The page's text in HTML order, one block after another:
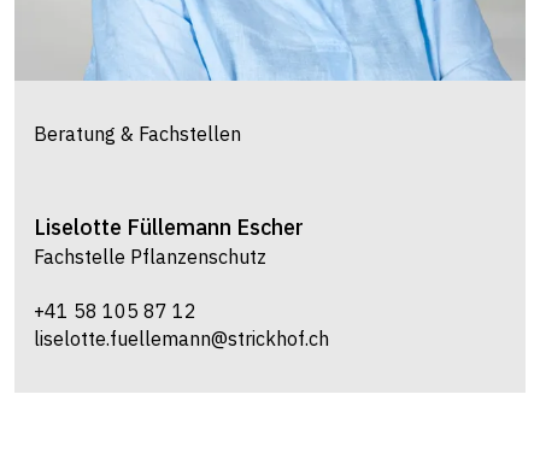
Beratung & Fachstellen
Liselotte Füllemann Escher
Fachstelle Pflanzenschutz
+41 58 105 87 12
liselotte.fuellemann@strickhof.ch